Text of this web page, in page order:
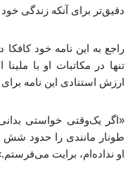
دقیق‌تر برای آنکه زندگی
راجع به این نامه خود
تنها در مکاتبات او با
ارزش استنادی این نامه
«اگر یک‌وقتی خواستی
طونار مانندی را حدود شش
او نداده‌ام، برایت